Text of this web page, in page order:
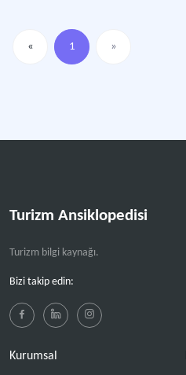
« 1 »
Turizm Ansiklopedisi
Turizm bilgi kaynağı.
Bizi takip edin:
Kurumsal